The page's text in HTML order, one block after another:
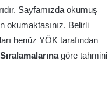
Sayfamızda okumuş
okumaktasınız. Belirli
henüz YÖK tarafından
göre tahmini